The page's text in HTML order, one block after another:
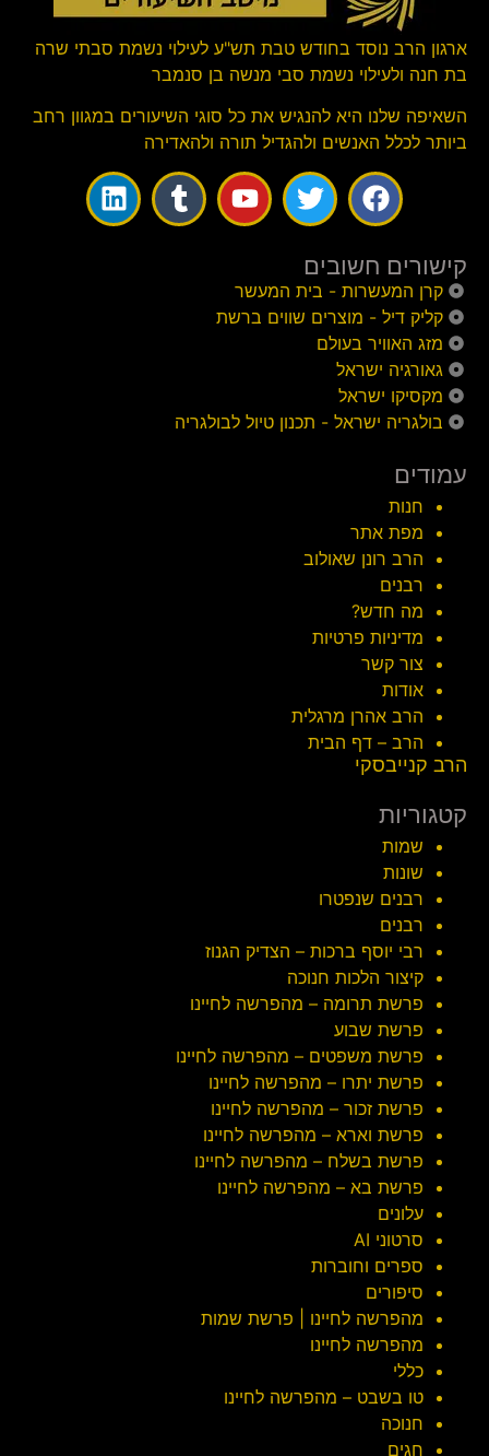
ארגון הרב נוסד בחודש טבת תש"ע לעילוי נשמת סבתי שרה
בת חנה ולעילוי נשמת סבי מנשה בן סנמבר
השאיפה שלנו היא להנגיש את כל סוגי השיעורים במגוון רחב
ביותר לכלל האנשים ולהגדיל תורה ולהאדירה
קישורים חשובים
קרן המעשרות - בית המעשר
קליק דיל - מוצרים שווים ברשת
מזג האוויר בעולם
גאורגיה ישראל
מקסיקו ישראל
בולגריה ישראל - תכנון טיול לבולגריה
עמודים
חנות
מפת אתר
הרב רונן שאולוב
רבנים
מה חדש?
מדיניות פרטיות
צור קשר
אודות
הרב אהרן מרגלית
הרב – דף הבית
הרב קנייבסקי
קטגוריות
שמות
שונות
רבנים שנפטרו
רבנים
רבי יוסף ברכות – הצדיק הגנוז
קיצור הלכות חנוכה
פרשת תרומה – מהפרשה לחיינו
פרשת שבוע
פרשת משפטים – מהפרשה לחיינו
פרשת יתרו – מהפרשה לחיינו
פרשת זכור – מהפרשה לחיינו
פרשת וארא – מהפרשה לחיינו
פרשת בשלח – מהפרשה לחיינו
פרשת בא – מהפרשה לחיינו
עלונים
סרטוני AI
ספרים וחוברות
סיפורים
מהפרשה לחיינו | פרשת שמות
מהפרשה לחיינו
כללי
טו בשבט – מהפרשה לחיינו
חנוכה
חגים